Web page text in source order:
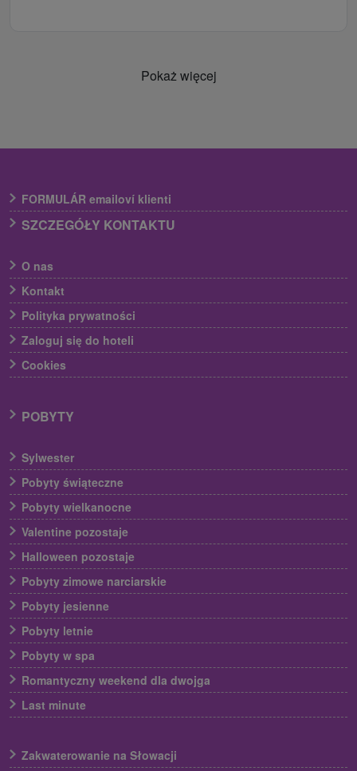
Pokaż więcej
FORMULÁR emailoví klienti
SZCZEGÓŁY KONTAKTU
O nas
Kontakt
Polityka prywatności
Zaloguj się do hoteli
Cookies
POBYTY
Sylwester
Pobyty świąteczne
Pobyty wielkanocne
Valentine pozostaje
Halloween pozostaje
Pobyty zimowe narciarskie
Pobyty jesienne
Pobyty letnie
Pobyty w spa
Romantyczny weekend dla dwojga
Last minute
Zakwaterowanie na Słowacji